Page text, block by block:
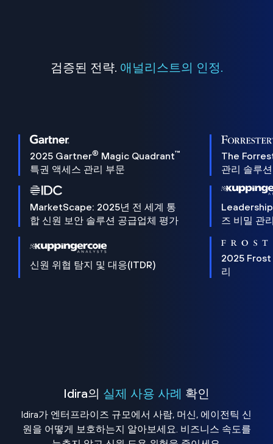
검증된 전략. 애널리스트의 인정.
2025 Gartner® Magic Quadrant™
특권 액세스 관리 부문
The
관리 솔루
MarketScape: 2025년 전 세계 통
합 신원 보안 솔루션 공급업체 평가
즈 비밀 관
신원 위협 탐지 및 대응(ITDR)
2025 Frost
리
Idira의 실제 사용 사례 확인
Idira가 엔터프라이즈 규모에서 사람, 머신, 에이전틱 신
원을 어떻게 보호하는지 알아보세요. 비즈니스 속도를